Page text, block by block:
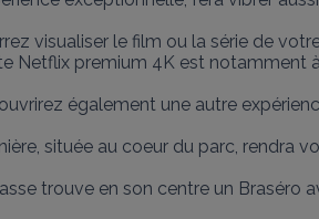
visualiser le film ou la série de
Netflix premium 4K est notamment
également une autre
située au coeur du parc, rendra
trouve en son centre un Braséro